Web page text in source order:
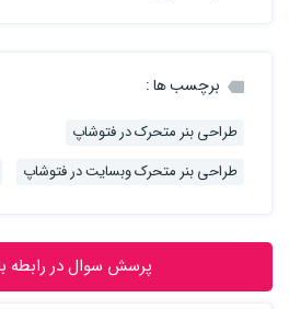
برچسب ها :
ﻃﺮاﺣﯽ ﺑﻨﺮ ﻣﺘﺤﺮک در ﻓﺘﻮﺷﺎپ
ﻃﺮاﺣﯽ ﺑﻨﺮ ﻣﺘﺤﺮک وﺑﺴﺎﯾﺖ در ﻓﺘﻮﺷﺎپ
پرسش سوال در رابطه